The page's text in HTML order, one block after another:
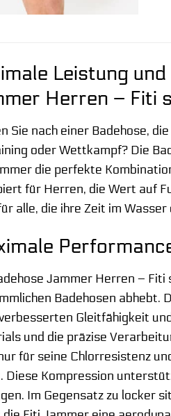
Leistung
Herren – Fiti
Sie nach einer Badehose,
oder Wettkampf? Die
die perfekte
für Herren, die Wert auf
alle, die ihre Zeit im
Jammer Herren –
Badehosen
Gleitfähigkeit
und die präzise
für seine Chlorresistenz
Diese Kompression
Im Gegensatz zu locker